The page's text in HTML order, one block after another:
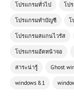
โปรแกรมทั่วไป โป
โปรแกรมทำบัญชี โ
โปรแกรมสแกนไวรัส
โปรแกรมอัดหน้าจอ
สาระน่ารู้ Ghost
windows 8.1